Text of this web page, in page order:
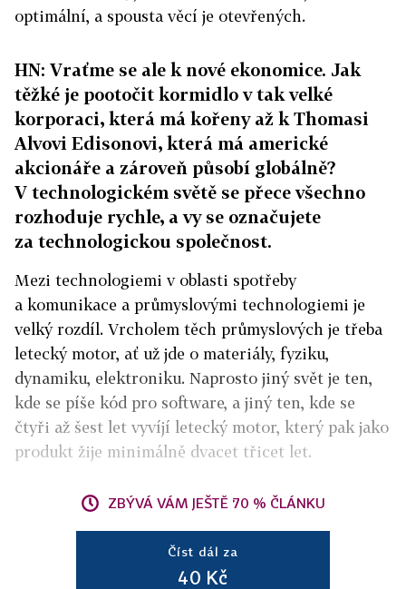
optimální, a spousta věcí je otevřených.
HN: Vraťme se ale k nové ekonomice. Jak
těžké je pootočit kormidlo v tak velké
korporaci, která má kořeny až k Thomasi
Alvovi Edisonovi, která má americké
akcionáře a zároveň působí globálně?
V technologickém světě se přece všechno
rozhoduje rychle, a vy se označujete
za technologickou společnost.
Mezi technologiemi v oblasti spotřeby
a komunikace a průmyslovými technologiemi je
velký rozdíl. Vrcholem těch průmyslových je třeba
letecký motor, ať už jde o materiály, fyziku,
dynamiku, elektroniku. Naprosto jiný svět je ten,
kde se píše kód pro software, a jiný ten, kde se
čtyři až šest let vyvíjí letecký motor, který pak jako
produkt žije minimálně dvacet třicet let.
ZBÝVÁ VÁM JEŠTĚ 70 % ČLÁNKU
Číst dál za
40 Kč